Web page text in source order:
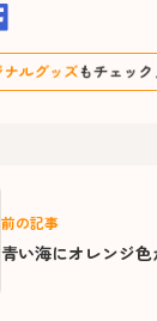
前の記事
青い海にオレンジ色